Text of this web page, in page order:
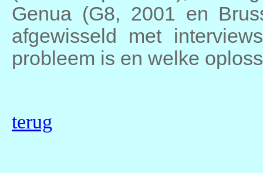
Genua (G8, 2001 en
afgewisseld met
probleem is en welke
terug